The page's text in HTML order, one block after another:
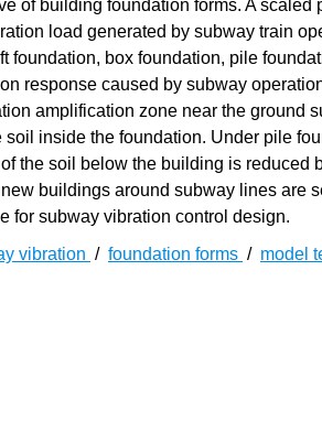
of building foundation forms. A
load generated by subway train
foundation, box foundation, pile
response caused by subway
amplification zone near the ground
soil inside the foundation. Under pile
the soil below the building is reduced
buildings around subway lines are
for subway vibration control design.
vibration / foundation forms / model